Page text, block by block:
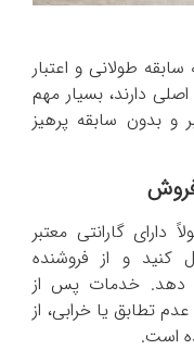
سابقه طولانی و اعتبار
دارند، بسیار مهم
و بدون سابقه پرهیز
دارای گارانتی معتبر
کنید و از فروشنده
دهد. خدمات پس از
تطابق یا خرابی، از
است.